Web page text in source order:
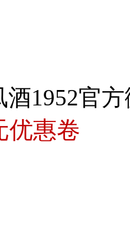
1952官
优惠卷